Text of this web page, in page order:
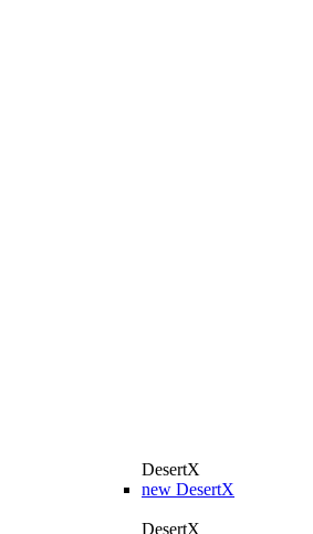
DesertX
new DesertX
DesertX